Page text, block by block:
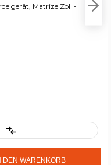
Matrize Zoll -
DEN WARENKORB